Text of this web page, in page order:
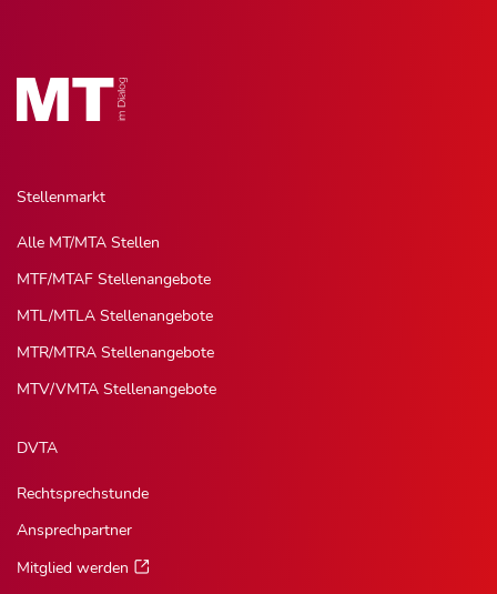
Stellenmarkt
Alle MT/MTA Stellen
MTF/MTAF Stellenangebote
MTL/MTLA Stellenangebote
MTR/MTRA Stellenangebote
MTV/VMTA Stellenangebote
DVTA
Rechtsprechstunde
Ansprechpartner
Mitglied werden